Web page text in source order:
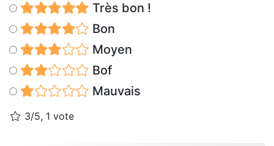
Très bon !
Bon
Moyen
Bof
Mauvais
3/5, 1 vote